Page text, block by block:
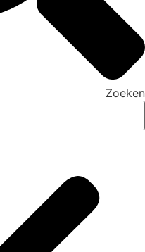
Zoeken